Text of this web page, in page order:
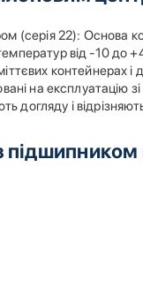
(серія 22): Основа
від -10 до
контейнерах
на експлуатацію
догляду і
підшипником